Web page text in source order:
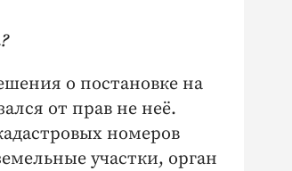
о постановке на
от прав не неё.
номеров
участки, орган